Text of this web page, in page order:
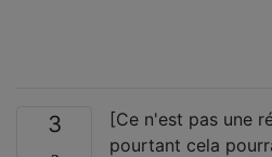
3
[Ce n'est pas une
pourtant cela